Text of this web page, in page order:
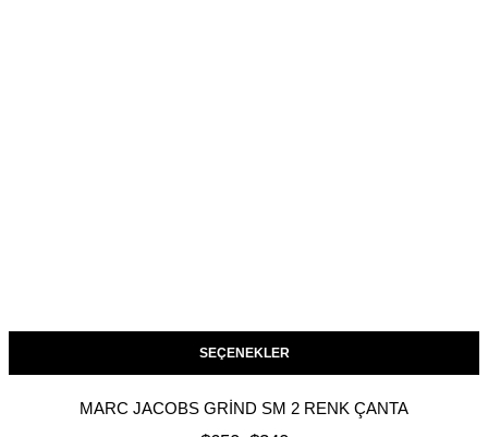
SEÇENEKLER
MARC JACOBS GRIND SM 2 RENK ÇANTA